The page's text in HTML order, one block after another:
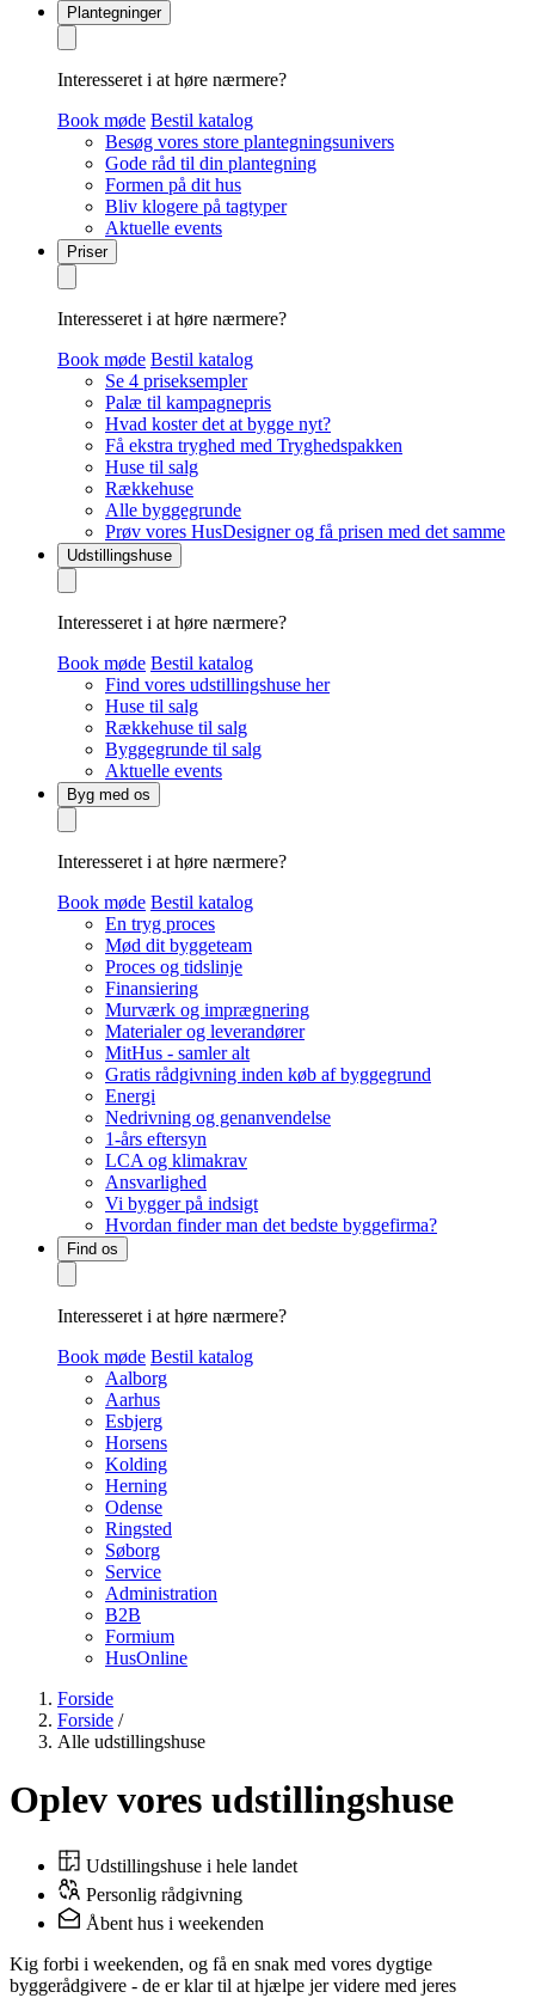
Plantegninger
Interesseret i at høre nærmere?
Book møde Bestil katalog
Besøg vores store plantegningsunivers
Gode råd til din plantegning
Formen på dit hus
Bliv klogere på tagtyper
Aktuelle events
Priser
Interesseret i at høre nærmere?
Book møde Bestil katalog
Se 4 priseksempler
Palæ til kampagnepris
Hvad koster det at bygge nyt?
Få ekstra tryghed med Tryghedspakken
Huse til salg
Rækkehuse
Alle byggegrunde
Prøv vores HusDesigner og få prisen med det samme
Udstillingshuse
Interesseret i at høre nærmere?
Book møde Bestil katalog
Find vores udstillingshuse her
Huse til salg
Rækkehuse til salg
Byggegrunde til salg
Aktuelle events
Byg med os
Interesseret i at høre nærmere?
Book møde Bestil katalog
En tryg proces
Mød dit byggeteam
Proces og tidslinje
Finansiering
Murværk og imprægnering
Materialer og leverandører
MitHus - samler alt
Gratis rådgivning inden køb af byggegrund
Energi
Nedrivning og genanvendelse
1-års eftersyn
LCA og klimakrav
Ansvarlighed
Vi bygger på indsigt
Hvordan finder man det bedste byggefirma?
Find os
Interesseret i at høre nærmere?
Book møde Bestil katalog
Aalborg
Aarhus
Esbjerg
Horsens
Kolding
Herning
Odense
Ringsted
Søborg
Service
Administration
B2B
Formium
HusOnline
Forside
Forside /
Alle udstillingshuse
Oplev vores udstillingshuse
Udstillingshuse i hele landet
Personlig rådgivning
Åbent hus i weekenden
Kig forbi i weekenden, og få en snak med vores dygtige
byggerådgivere - de er klar til at hjælpe jer videre med jeres